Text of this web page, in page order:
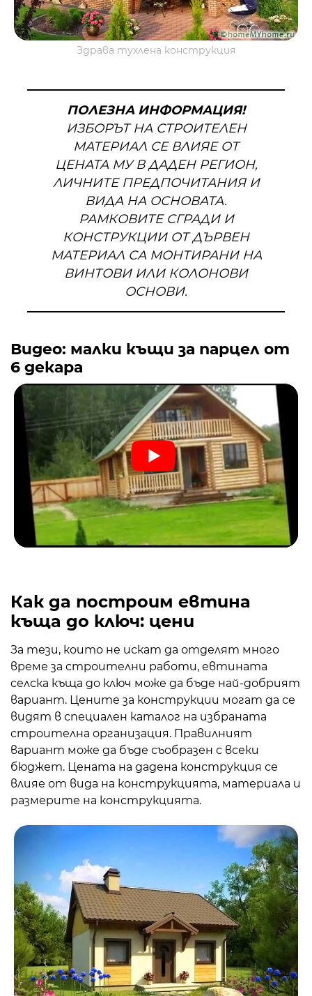
Здрава тухлена конструкция
ПОЛЕЗНА ИНФОРМАЦИЯ!
ИЗБОРЪТ НА СТРОИТЕЛЕН
МАТЕРИАЛ СЕ ВЛИЯЕ ОТ
ЦЕНАТА МУ В ДАДЕН РЕГИОН,
ЛИЧНИТЕ ПРЕДПОЧИТАНИЯ И
ВИДА НА ОСНОВАТА.
РАМКОВИТЕ СГРАДИ И
КОНСТРУКЦИИ ОТ ДЪРВЕН
МАТЕРИАЛ СА МОНТИРАНИ НА
ВИНТОВИ ИЛИ КОЛОНОВИ
ОСНОВИ.
Видео: малки къщи за парцел от
6 декара
Как да построим евтина
къща до ключ: цени
За тези, които не искат да отделят много
време за строителни работи, евтината
селска къща до ключ може да бъде най-добрият
вариант. Цените за конструкции могат да се
видят в специален каталог на избраната
строителна организация. Правилният
вариант може да бъде съобразен с всеки
бюджет. Цената на дадена конструкция се
влияе от вида на конструкцията, материала и
размерите на конструкцията.